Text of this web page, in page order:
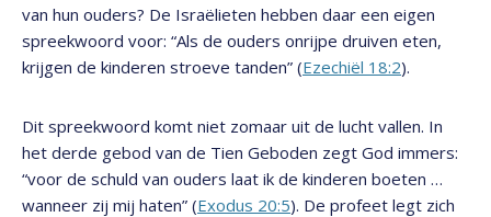
van hun ouders? De Israëlieten hebben daar een eigen
spreekwoord voor: “Als de ouders onrijpe druiven eten,
krijgen de kinderen stroeve tanden” (Ezechiël 18:2).
Dit spreekwoord komt niet zomaar uit de lucht vallen. In
het derde gebod van de Tien Geboden zegt God immers:
“voor de schuld van ouders laat ik de kinderen boeten …
wanneer zij mij haten” (Exodus 20:5). De profeet legt zich